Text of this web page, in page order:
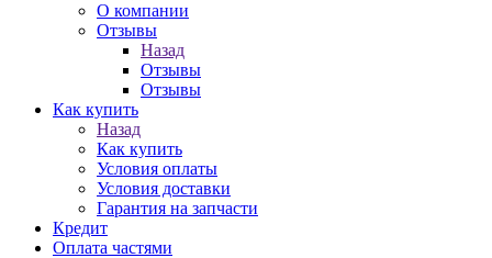
О компании
Отзывы
Назад
Отзывы
Отзывы
Как купить
Назад
Как купить
Условия оплаты
Условия доставки
Гарантия на запчасти
Кредит
Оплата частями